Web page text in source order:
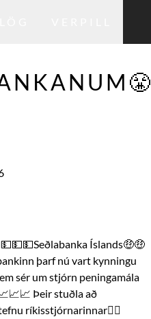
Íslands🤑🤑
þarf nú vart kynningu
sér um stjórn peningamála
Þeir stuðla að
ríkisstjórnarinnar😮‍💨